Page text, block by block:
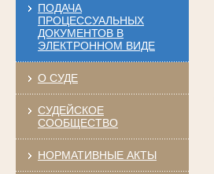
ПОДАЧА
ПРОЦЕССУАЛЬНЫХ
ДОКУМЕНТОВ В
ЭЛЕКТРОННОМ ВИДЕ
О СУДЕ
СУДЕЙСКОЕ
СООБЩЕСТВО
НОРМАТИВНЫЕ АКТЫ